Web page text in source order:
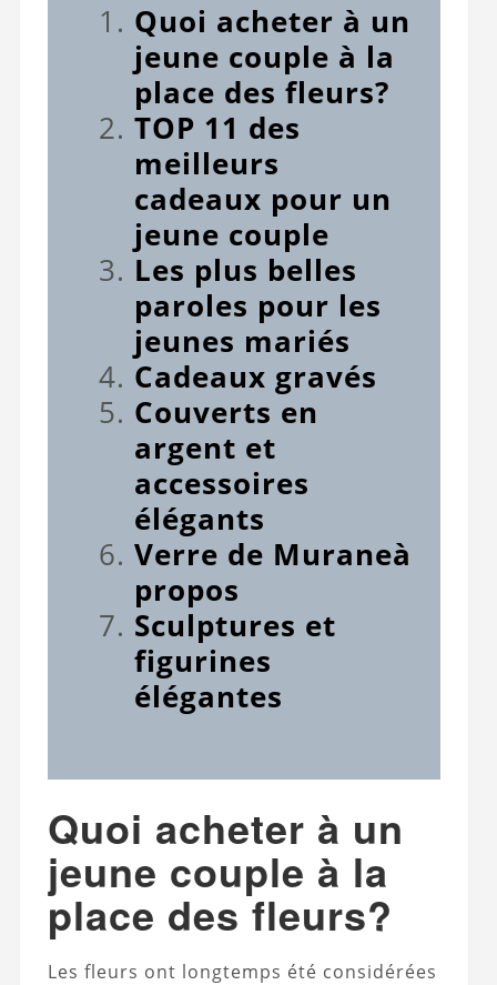
Quoi acheter à un
jeune couple à la
place des fleurs?
TOP 11 des
meilleurs
cadeaux pour un
jeune couple
Les plus belles
paroles pour les
jeunes mariés
Cadeaux gravés
Couverts en
argent et
accessoires
élégants
Verre de Muraneà
propos
Sculptures et
figurines
élégantes
Quoi acheter à un
jeune couple à la
place des fleurs?
Les fleurs ont longtemps été considérées